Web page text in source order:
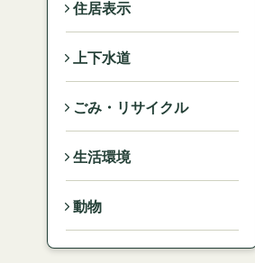
住居表示
上下水道
ごみ・リサイクル
生活環境
動物